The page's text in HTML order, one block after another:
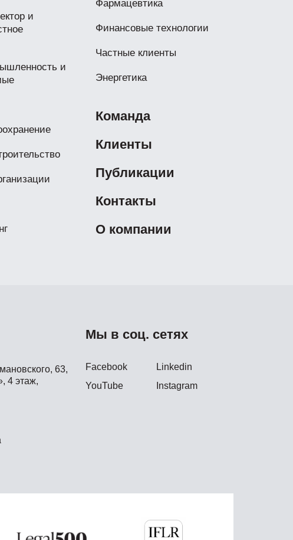
и
и
Фармацевтика
Финансовые технологии
Частные клиенты
Энергетика
Команда
Клиенты
Публикации
Контакты
О компании
63,
4 этаж,
Мы в соц. сетях
Facebook
Linkedin
YouTube
Instagram